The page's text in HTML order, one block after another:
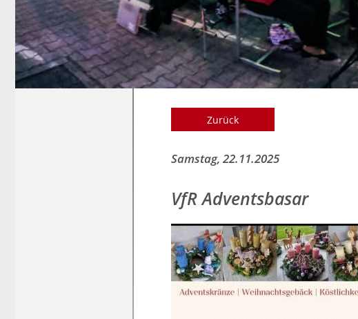
Zurück
Samstag, 22.11.2025
VfR Adventsbasar